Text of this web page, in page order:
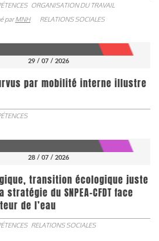
ORGANISATION DU TRAVAIL
parMNH RELATIONS SOCIALES
29 / 07 / 2026
par mobilité interne illustre
28 / 07 / 2026
transition écologique juste
du SNPEA-CFDT face
de l’eau
RELATIONS SOCIALES